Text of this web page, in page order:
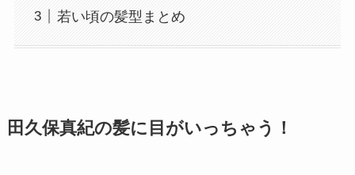
若い頃の髪型まとめ
田久保真紀の髪に目がいっちゃう！